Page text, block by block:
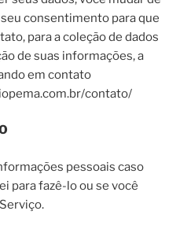
consentimento para que
para a coleção de dados
de suas informações, a
em contato
contato/
pessoais caso
para fazê-lo ou se você